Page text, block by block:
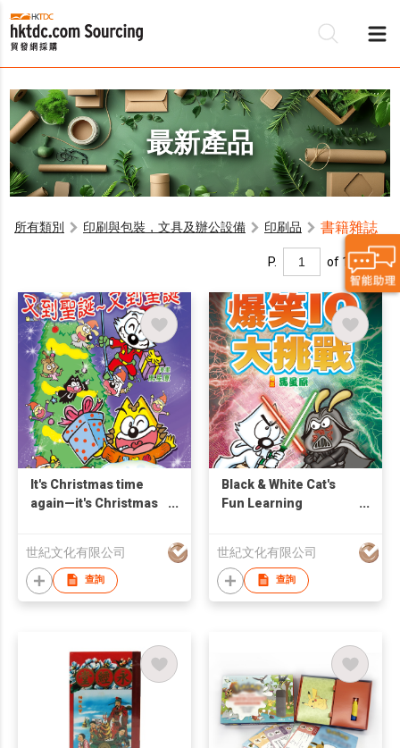
最新產品
所有類別 印刷與包裝，文具及辦公設備 印刷品 書籍雜誌
P. of 1
It's Christmas time
again—it's Christmas
世紀文化有限公司
查詢
Black & White Cat's
Fun Learning
Challenge
世紀文化有限公司
查詢